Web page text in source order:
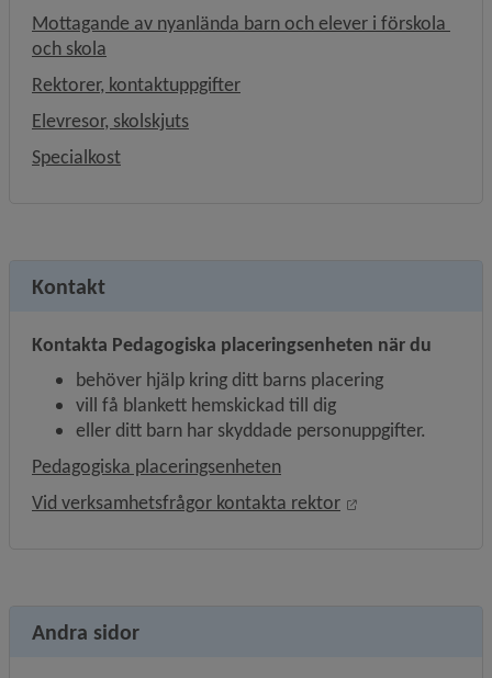
Mottagande av nyanlända barn och elever i förskola
och skola
Rektorer, kontaktuppgifter
Elevresor, skolskjuts
Specialkost
Kontakt
Kontakta Pedagogiska placeringsenheten när du
behöver hjälp kring ditt barns placering
vill få blankett hemskickad till dig
eller ditt barn har skyddade personuppgifter.
Pedagogiska placeringsenheten
Vid verksamhetsfrågor kontakta rektor
Öppnas i nytt
Andra sidor